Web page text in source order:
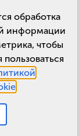
обработка
информации
чтобы
.